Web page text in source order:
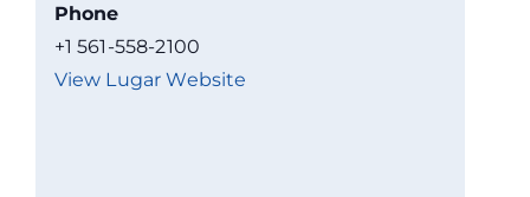
Phone
+1 561-558-2100
View Lugar Website